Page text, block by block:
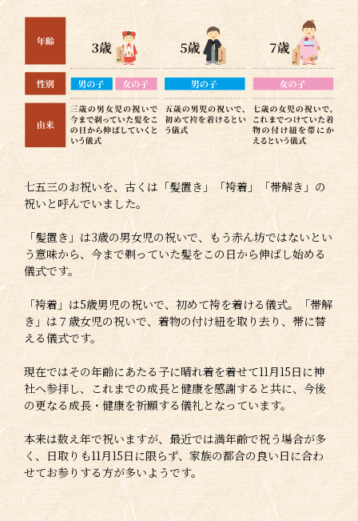
七五三のお祝いを、古くは「髪置き」「袴着」「帯解き」の
祝いと呼んでいました。
「髪置き」は3歳の男女児の祝いで、もう赤ん坊ではないとい
う意味から、今まで剃っていた髪をこの日から伸ばし始める
儀式です。
「袴着」は5歳男児の祝いで、初めて袴を着ける儀式。「帯解
き」は７歳女児の祝いで、着物の付け紐を取り去り、帯に替
える儀式です。
現在ではその年齢にあたる子に晴れ着を着せて11月15日に神
社へ参拝し、これまでの成長と健康を感謝すると共に、今後
の更なる成長・健康を祈願する儀礼となっています。
本来は数え年で祝いますが、最近では満年齢で祝う場合が多
く、日取りも11月15日に限らず、家族の都合の良い日に合わ
せてお参りする方が多いようです。